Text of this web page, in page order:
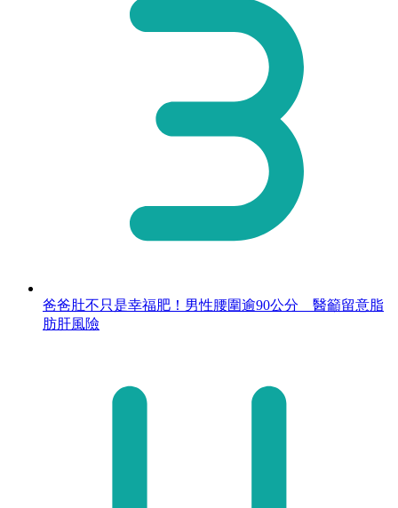
爸爸肚不只是幸福肥！男性腰圍逾90公分 醫籲留意脂
肪肝風險